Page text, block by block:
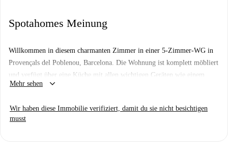
Spotahomes Meinung
Willkommen in diesem charmanten Zimmer in einer 5-Zimmer-WG in
Provençals del Poblenou, Barcelona. Die Wohnung ist komplett möbliert
und verfügt über eine Küche mit allen wichtigen Geräten wie einem
Backofen sowie eine eigene Waschmaschine. Ein Aufzug befindet sich
Warmwasserbereitung ausgestattet.
Mehr sehen keyboard_arrow_down
Wir haben diese Immobilie verifiziert, damit du sie nicht besichtigen
musst